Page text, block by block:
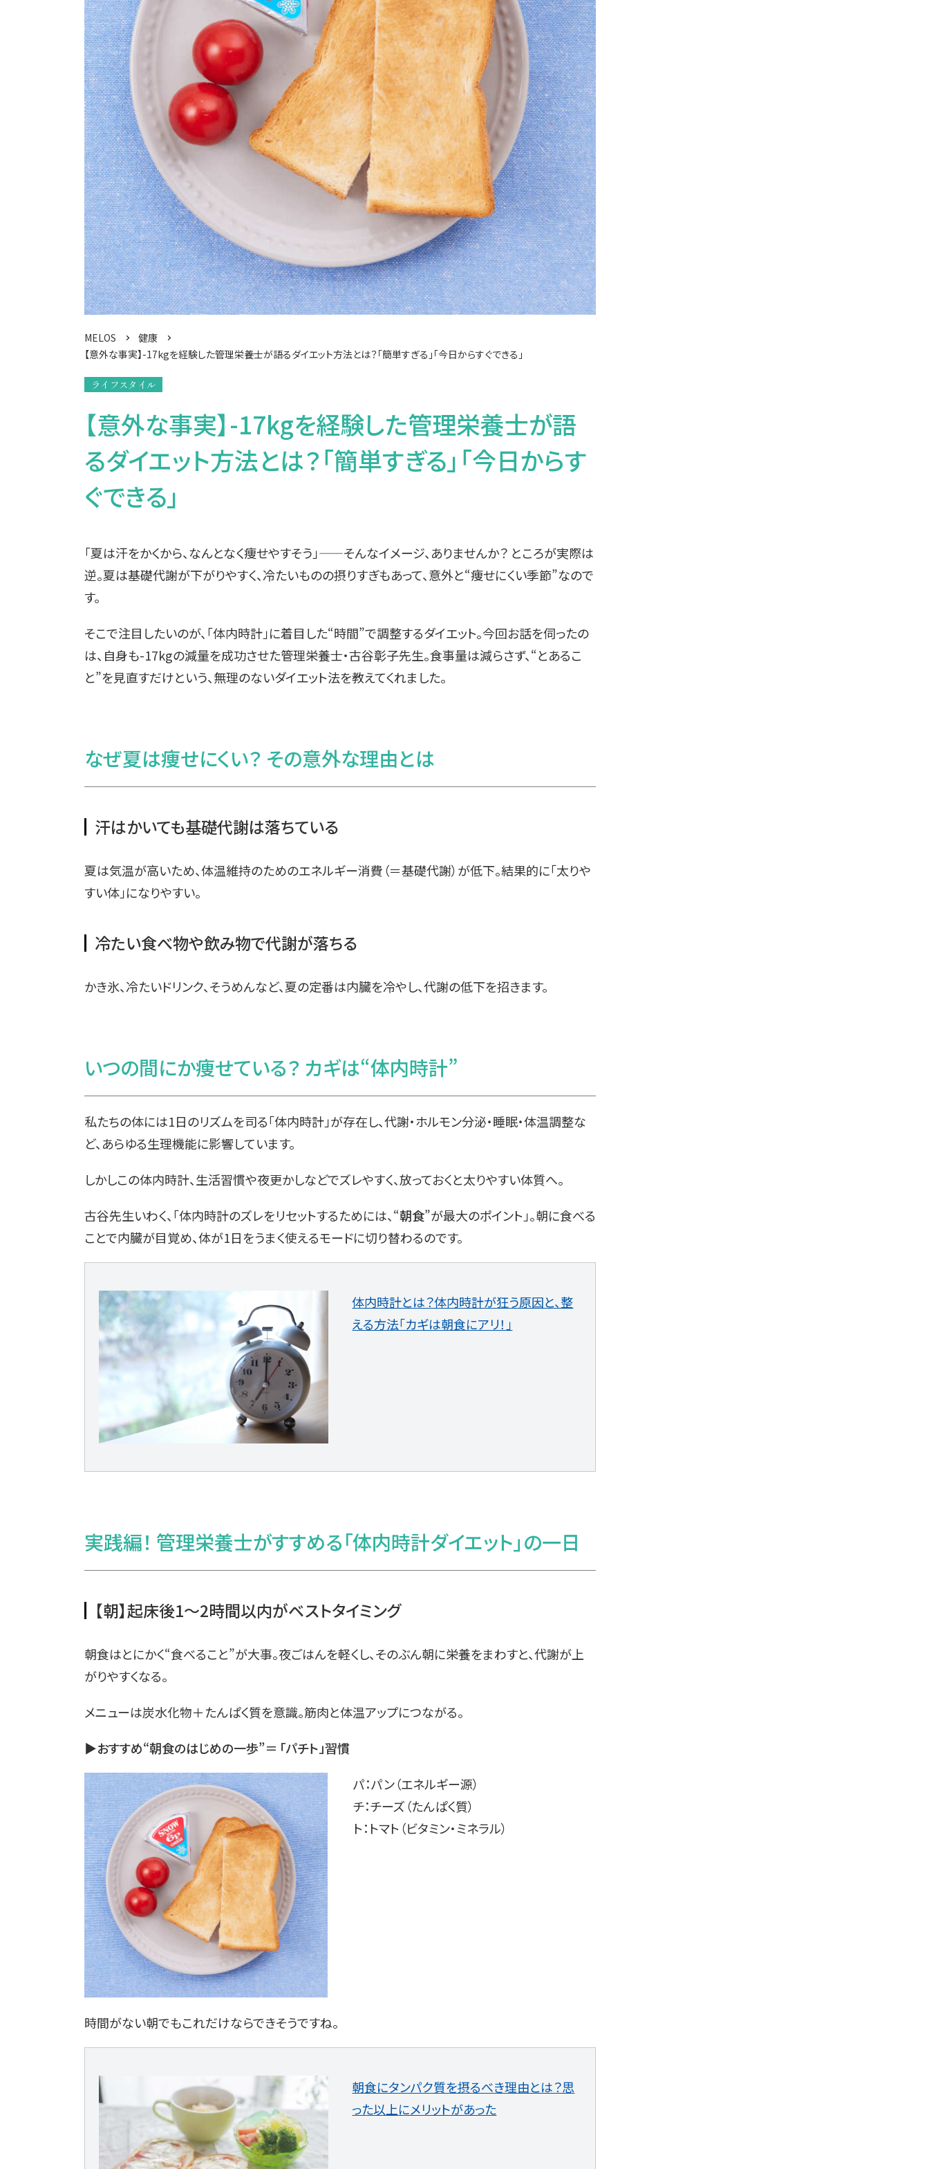
MELOS
健康
【意外な事実】-17kgを経験した管理栄養士が語るダイエット方法とは？「簡単すぎる」「今日からすぐできる」
ライフスタイル
【意外な事実】-17kgを経験した管理栄養士が語
るダイエット方法とは？「簡単すぎる」「今日からす
ぐできる」
「夏は汗をかくから、なんとなく痩せやすそう」——そんなイメージ、ありませんか？ ところが実際は
逆。夏は基礎代謝が下がりやすく、冷たいものの摂りすぎもあって、意外と“痩せにくい季節”なので
す。
そこで注目したいのが、「体内時計」に着目した“時間”で調整するダイエット。今回お話を伺ったの
は、自身も-17kgの減量を成功させた管理栄養士・古谷彰子先生。食事量は減らさず、“とあるこ
と”を見直すだけという、無理のないダイエット法を教えてくれました。
なぜ夏は痩せにくい？ その意外な理由とは
汗はかいても基礎代謝は落ちている
夏は気温が高いため、体温維持のためのエネルギー消費（＝基礎代謝）が低下。結果的に「太りや
すい体」になりやすい。
冷たい食べ物や飲み物で代謝が落ちる
かき氷、冷たいドリンク、そうめんなど、夏の定番は内臓を冷やし、代謝の低下を招きます。
いつの間にか痩せている？ カギは“体内時計”
私たちの体には1日のリズムを司る「体内時計」が存在し、代謝・ホルモン分泌・睡眠・体温調整な
ど、あらゆる生理機能に影響しています。
しかしこの体内時計、生活習慣や夜更かしなどでズレやすく、放っておくと太りやすい体質へ。
古谷先生いわく、「体内時計のズレをリセットするためには、“朝食”が最大のポイント」。朝に食べる
ことで内臓が目覚め、体が1日をうまく使えるモードに切り替わるのです。
体内時計とは？体内時計が狂う原因と、整
える方法「カギは朝食にアリ！」
実践編！ 管理栄養士がすすめる「体内時計ダイエット」の一日
【朝】起床後1～2時間以内がベストタイミング
朝食はとにかく“食べること”が大事。夜ごはんを軽くし、そのぶん朝に栄養をまわすと、代謝が上
がりやすくなる。
メニューは炭水化物＋たんぱく質を意識。筋肉と体温アップにつながる。
▶おすすめ“朝食のはじめの一歩”＝ 「パチト」習慣
パ：パン（エネルギー源）
チ：チーズ（たんぱく質）
ト：トマト（ビタミン・ミネラル）
時間がない朝でもこれだけならできそうですね。
朝食にタンパク質を摂るべき理由とは？思
った以上にメリットがあった